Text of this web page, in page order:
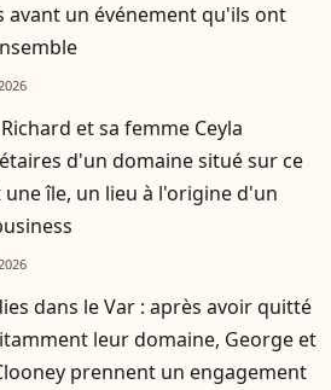
avant un événement qu'ils ont
et sa femme Ceyla
d'un domaine situé sur ce
île, un lieu à l'origine d'un
dans le Var : après avoir quitté
leur domaine, George et
prennent un engagement